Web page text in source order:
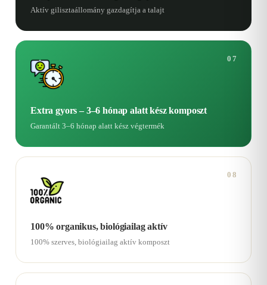
Aktív gilisztaállomány gazdagítja a talajt
07
Extra gyors – 3–6 hónap alatt kész komposzt
Garantált 3–6 hónap alatt kész végtermék
08
100% organikus, biológiailag aktív
100% szerves, biológiailag aktív komposzt